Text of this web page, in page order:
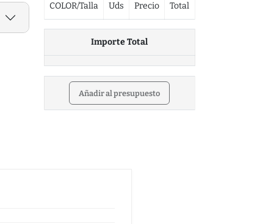
COLOR/Talla Uds Precio Total
Importe Total
Añadir al presupuesto